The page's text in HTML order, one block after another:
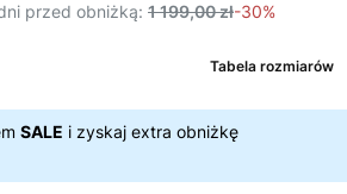
przed obniżką: 1 199,00 zł-30%
Tabela rozmiarów
SALE i zyskaj extra obniżkę